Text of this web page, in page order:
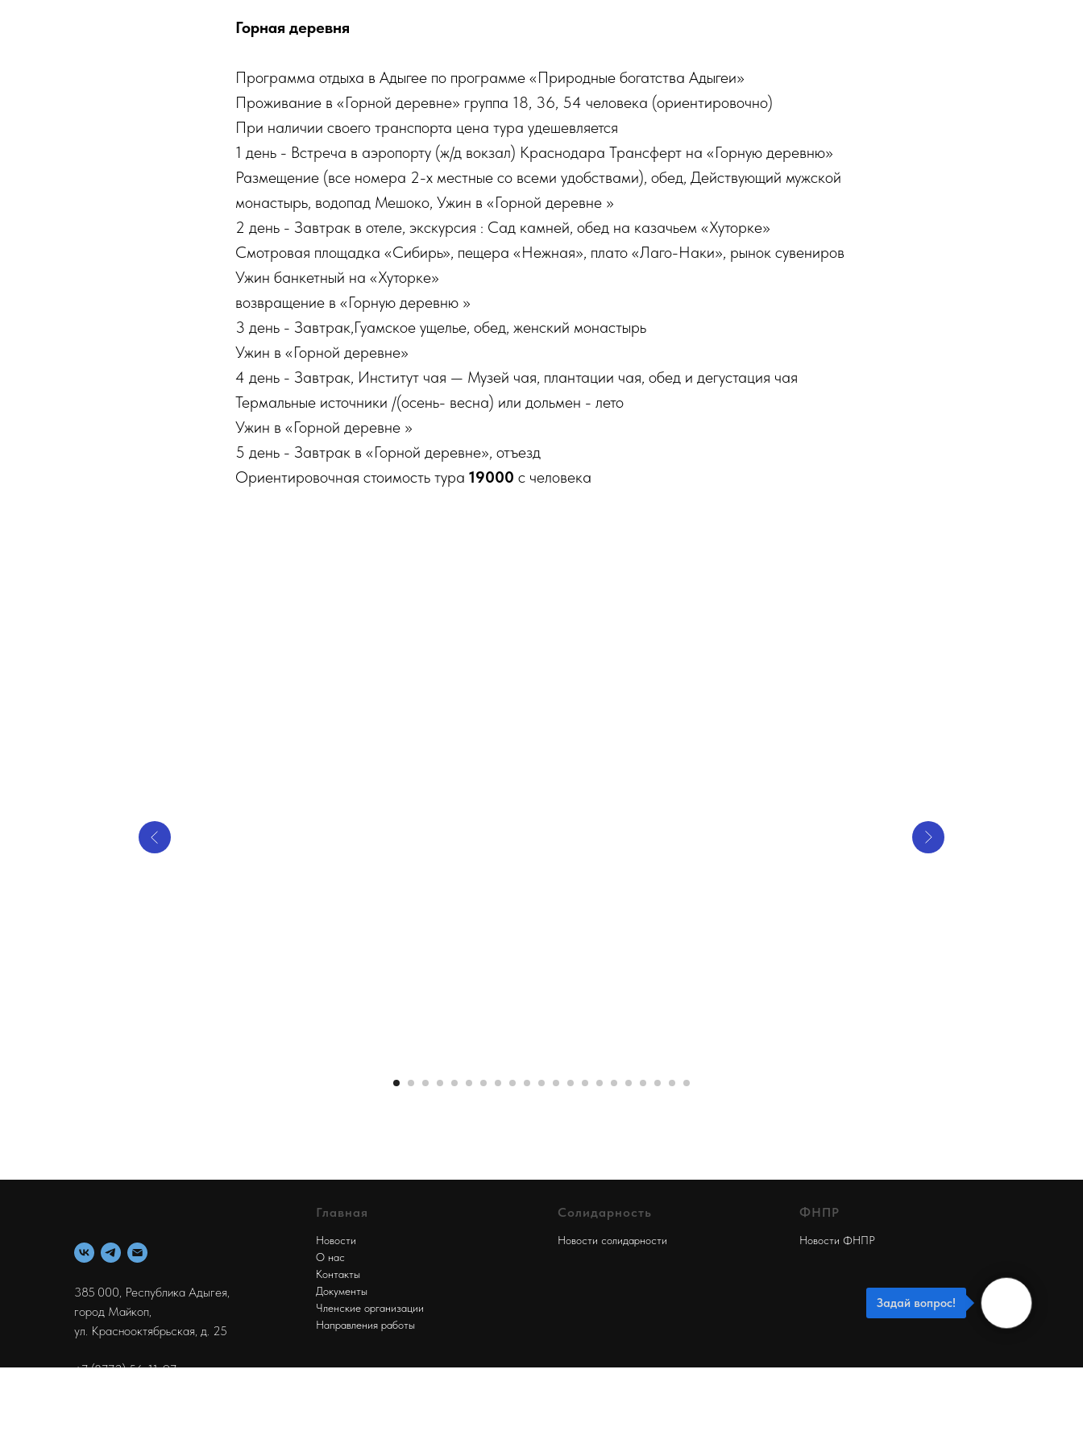
Задай вопрос!
Горная деревня
Программа отдыха в Адыгее по программе «Природные богатства Адыгеи»
Проживание в «Горной деревне» группа 18, 36, 54 человека (ориентировочно)
При наличии своего транспорта цена тура удешевляется
1 день - Встреча в аэропорту (ж/д вокзал) Краснодара Трансферт на «Горную деревню»
Размещение (все номера 2-х местные со всеми удобствами), обед, Действующий мужской
монастырь, водопад Мешоко, Ужин в «Горной деревне »
2 день - Завтрак в отеле, экскурсия : Сад камней, обед на казачьем «Хуторке»
Смотровая площадка «Сибирь», пещера «Нежная», плато «Лаго-Наки», рынок сувениров
Ужин банкетный на «Хуторке»
возвращение в «Горную деревню »
3 день - Завтрак,Гуамское ущелье, обед, женский монастырь
Ужин в «Горной деревне»
4 день - Завтрак, Институт чая — Музей чая, плантации чая, обед и дегустация чая
Термальные источники /(осень- весна) или дольмен - лето
Ужин в «Горной деревне »
5 день - Завтрак в «Горной деревне», отъезд
Ориентировочная стоимость тура 19000 с человека
385 000, Республика Адыгея,
город Майкоп,
ул. Краснооктябрьская, д. 25
+7 (8772) 56-11-97
Главная
Новости
О нас
Контакты
Документы
Членские организации
Направления работы
Солидарность
Новости солидарности
ФНПР
Новости ФНПР